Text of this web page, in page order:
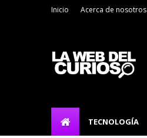
Inicio Acerca de nosotros
TECNOLOGÍA